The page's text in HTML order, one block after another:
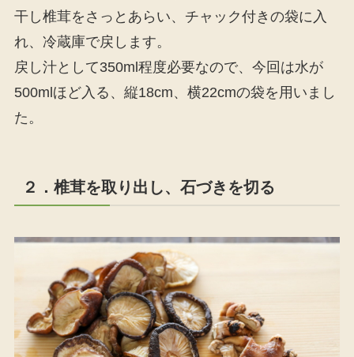
干し椎茸をさっとあらい、チャック付きの袋に入
れ、冷蔵庫で戻します。
戻し汁として350ml程度必要なので、今回は水が
500mlほど入る、縦18cm、横22cmの袋を用いまし
た。
２．椎茸を取り出し、石づきを切る